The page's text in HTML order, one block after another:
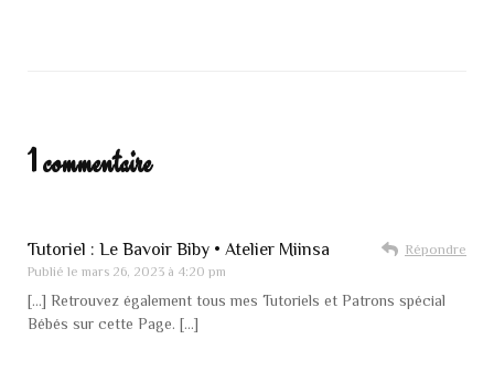
1 commentaire
Tutoriel : Le Bavoir Biby • Atelier Miinsa
Publié le mars 26, 2023 à 4:20 pm
Répondre
[…] Retrouvez également tous mes Tutoriels et Patrons spécial
Bébés sur cette Page. […]